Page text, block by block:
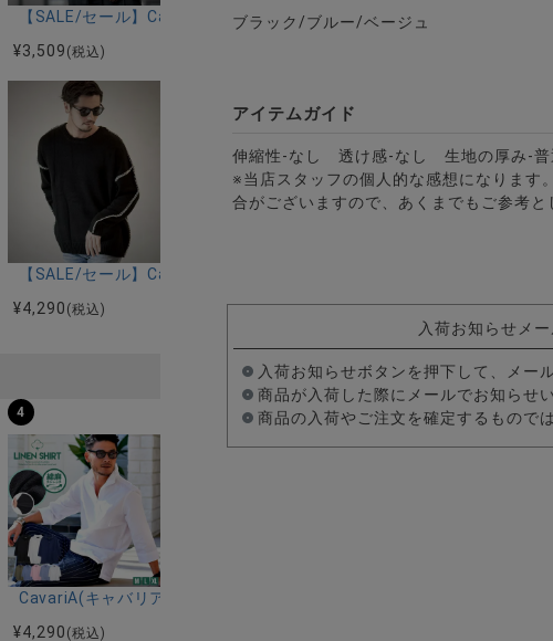
【SALE/セール】CavariA(キャバリア)フェイクスウェードクルーネック
¥3,509 (税込)
/全2色
長袖カーディガン/全3色
キャバリア)SANTE長袖ニット/全3色
【SALE/セール】CavariA(キャバリア)ハンドステッチオーバーサイズク
¥4,290 (税込)
ーブニット/全12色
ングパンツ/全5色
ナマ織り7分袖カプリシャツ/全9色
4
CavariA(キャバリア)コットンリネンホリゾンタルカラー7分袖カプリシ
¥4,290 (税込)
ブラック/ブルー/ベージュ
アイテムガイド
伸縮性-なし 透け感-なし 生地の厚み-
※当店スタッフの個人的な感想になります
合がございますので、あくまでもご参考と
入荷お知らせメ
入荷お知らせボタンを押下して、メー
商品が入荷した際にメールでお知らせ
商品の入荷やご注文を確定するもので